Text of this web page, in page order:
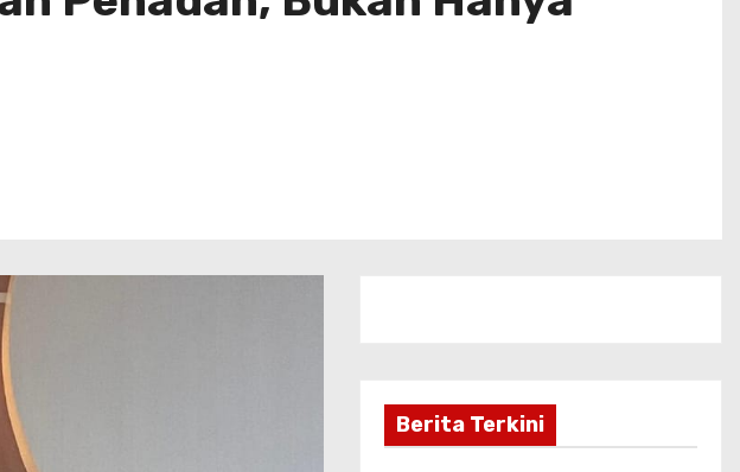
Berita Terkini